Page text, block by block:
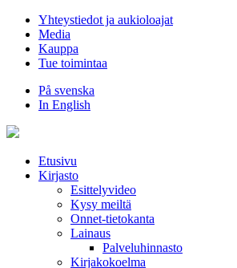
Hyppää
sisältöön
Yhteystiedot ja aukioloajat
Media
Kauppa
Tue toimintaa
På svenska
In English
Etusivu
Kirjasto
Esittelyvideo
Kysy meiltä
Onnet-tietokanta
Lainaus
Palveluhinnasto
Kirjakokoelma